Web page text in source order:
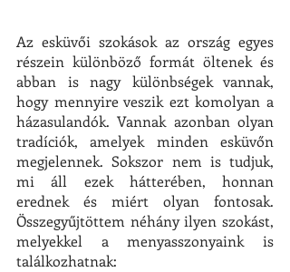
Az esküvői szokások az ország egyes
részein különböző formát öltenek és
abban is nagy különbségek vannak,
hogy mennyire veszik ezt komolyan a
házasulandók. Vannak azonban olyan
tradíciók, amelyek minden esküvőn
megjelennek. Sokszor nem is tudjuk,
mi áll ezek hátterében, honnan
erednek és miért olyan fontosak.
Összegyűjtöttem néhány ilyen szokást,
melyekkel a menyasszonyaink is
találkozhatnak: